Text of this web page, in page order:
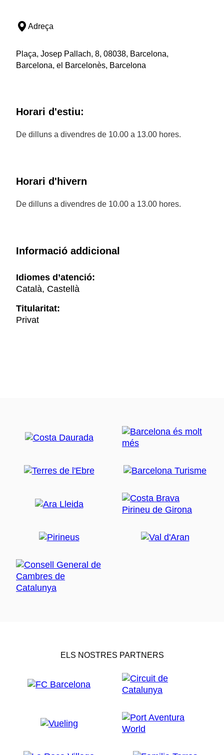
Adreça
Plaça, Josep Pallach, 8, 08038, Barcelona,
Barcelona, el Barcelonès, Barcelona
Horari d'estiu:
De dilluns a divendres de 10.00 a 13.00 hores.
Horari d'hivern
De dilluns a divendres de 10.00 a 13.00 hores.
Informació addicional
Idiomes d’atenció:
Català, Castellà
Titularitat:
Privat
ELS NOSTRES PARTNERS